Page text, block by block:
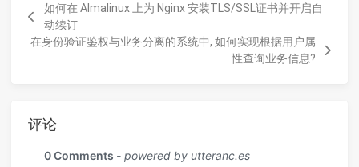
如何在 Almalinux 上为 Nginx 安装TLS/SSL证书并开启自
动续订
在身份验证鉴权与业务分离的系统中, 如何实现根据用户属
性查询业务信息?
评论